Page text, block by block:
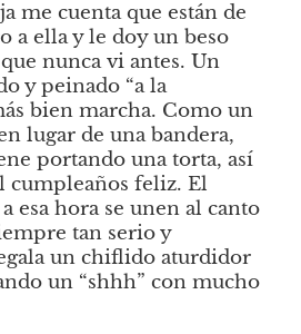
me cuenta que están de
a ella y le doy un beso
nunca vi antes. Un
y peinado “a la
bien marcha. Como un
lugar de una bandera,
portando una torta, así
cumpleaños feliz. El
esa hora se unen al canto
tan serio y
un chiflido aturdidor
un “shhh” con mucho